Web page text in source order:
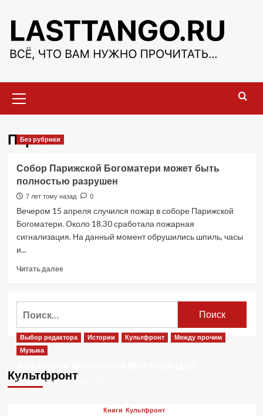
содержимому
меню
Париж
Без рубрики
Собор Парижской Богоматери может быть
полностью разрушен
7 лет тому назад 0
Вечером 15 апреля случился пожар в соборе Парижской
Богоматери. Около 18.30 сработала пожарная
сигнализация. На данный момент обрушились шпиль, часы
и...
Читать далееПрочитать
Собор
может
быть
Культфронт
Выбор редактора Истории Культфронт
Между прочим
Музыка
2 месяца тому назад
Книги Культфронт